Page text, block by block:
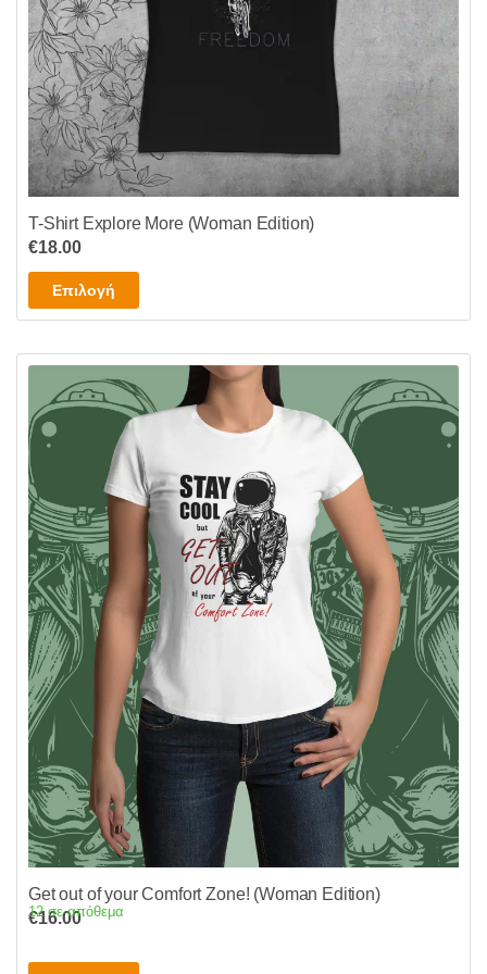
του
προϊόντος
T-Shirt Explore More (Woman Edition)
€18.00
Επιλογή
το
έχει
πολλαπλές
παραλλαγές.
επιλογές
μπορούν
να
επιλεγούν
στη
σελίδα
του
προϊόντος
Get out of your Comfort Zone! (Woman Edition)
€16.00
12 σε απόθεμα